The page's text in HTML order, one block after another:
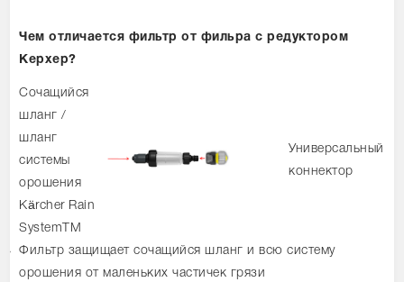
Чем отличается фильтр от фильра с редуктором
Керхер?
Сочащийся
шланг /
шланг
системы
орошения
Kärcher Rain
SystemTM
Универсальный
коннектор
Фильтр защищает сочащийся шланг и всю систему
орошения от маленьких частичек грязи